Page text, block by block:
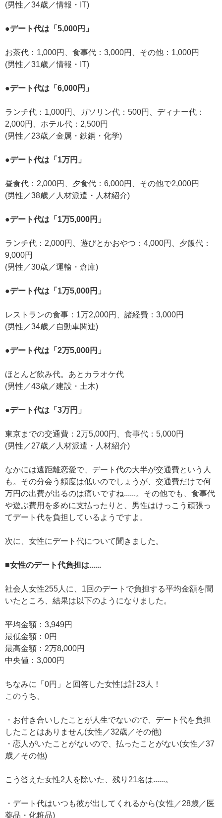
(男性／34歳／情報・IT)
●デート代は「5,000円」
お茶代：1,000円、食事代：3,000円、その他：1,000円
(男性／31歳／情報・IT)
●デート代は「6,000円」
ランチ代：1,000円、ガソリン代：500円、ディナー代：
2,000円、ホテル代：2,500円
(男性／23歳／金属・鉄鋼・化学)
●デート代は「1万円」
昼食代：2,000円、夕食代：6,000円、その他で2,000円
(男性／38歳／人材派遣・人材紹介)
●デート代は「1万5,000円」
ランチ代：2,000円、遊びとかおやつ：4,000円、夕飯代：
9,000円
(男性／30歳／運輸・倉庫)
●デート代は「1万5,000円」
レストランの食事：1万2,000円、諸経費：3,000円
(男性／34歳／自動車関連)
●デート代は「2万5,000円」
ほとんど飲み代。あとカラオケ代
(男性／43歳／建設・土木)
●デート代は「3万円」
東京までの交通費：2万5,000円、食事代：5,000円
(男性／27歳／人材派遣・人材紹介)
なかには遠距離恋愛で、デート代の大半が交通費という人
も。その分会う頻度は低いのでしょうが、交通費だけで何
万円の出費が出るのは痛いですね......。その他でも、食事代
や遊ぶ費用を多めに支払ったりと、男性はけっこう頑張っ
てデート代を負担しているようですよ。
次に、女性にデート代について聞きました。
■女性のデート代負担は......
社会人女性255人に、1回のデートで負担する平均金額を聞
いたところ、結果は以下のようになりました。
平均金額：3,949円
最低金額：0円
最高金額：2万8,000円
中央値：3,000円
ちなみに「0円」と回答した女性は計23人！
このうち、
・お付き合いしたことが人生でないので、デート代を負担
したことはありません(女性／32歳／その他)
・恋人がいたことがないので、払ったことがない(女性／37
歳／その他)
こう答えた女性2人を除いた、残り21名は......。
・デート代はいつも彼が出してくれるから(女性／28歳／医
薬品・化粧品)